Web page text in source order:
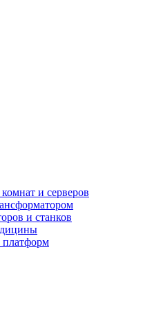
и серверов
и станков